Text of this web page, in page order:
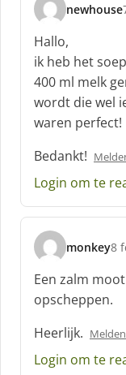
newhouse
s
c
h
r
e
e
f
Hallo,
ik heb het
400 ml melk
wordt die wel
waren perfect!
Bedankt!
Login om te
monkey
s
c
h
r
e
f
8
Een zalm
opscheppen.
Heerlijk. Melden
Login om te